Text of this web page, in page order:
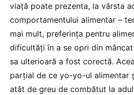
viață poate prezenta, la vârsta
comportamentului alimentar –
mai mult, preferința pentru
dificultăți în a se opri din
sa ulterioară a fost corectă.
parțial de ce yo-yo-ul alimentar
atât de greu de combătut la